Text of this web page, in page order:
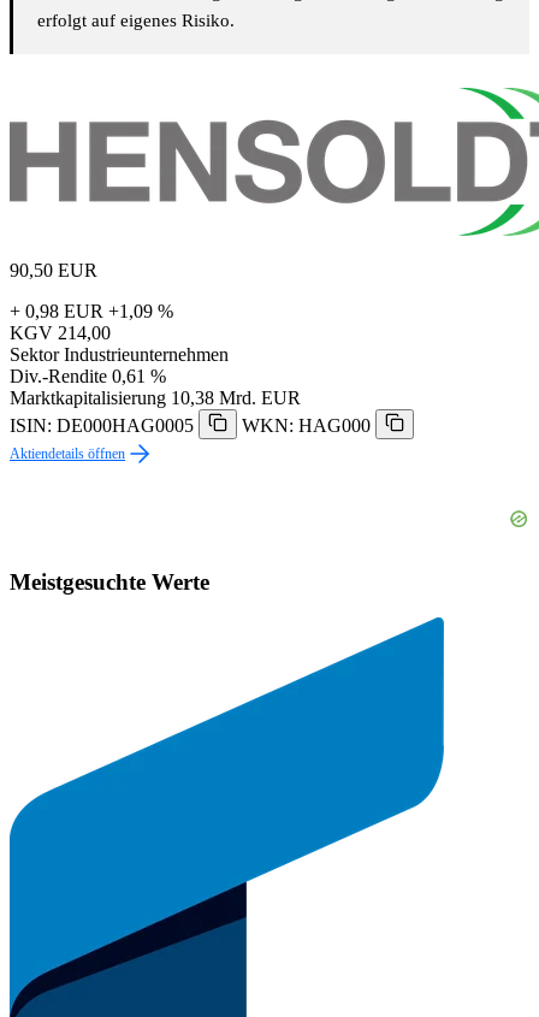
erfolgt auf eigenes Risiko.
90,50 EUR
+ 0,98 EUR +1,09 %
KGV 214,00
Sektor Industrieunternehmen
Div.-Rendite 0,61 %
Marktkapitalisierung 10,38 Mrd. EUR
ISIN: DE000HAG0005
WKN: HAG000
Aktiendetails öffnen
Meistgesuchte Werte